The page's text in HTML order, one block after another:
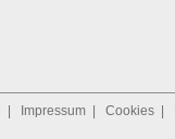
Impressum Cookies